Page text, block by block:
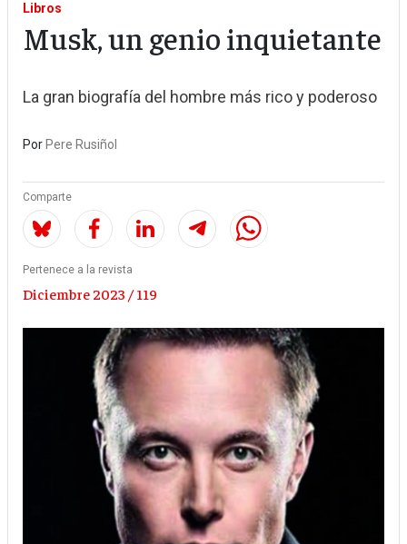
Libros
Musk, un genio inquietante
La gran biografía del hombre más rico y poderoso
Por Pere Rusiñol
Comparte
Pertenece a la revista
Diciembre 2023 / 119